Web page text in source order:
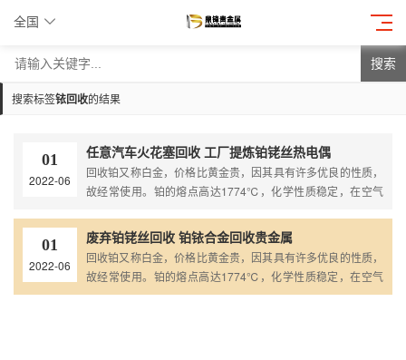
全国
搜索
搜索标签铱回收的结果
01
2022-06
任意汽车火花塞回收 工厂提炼铂铑丝热电偶
回收铂又称白金，价格比黄金贵，因其具有许多优良的性质，
故经常使用。铂的熔点高达1774℃，化学性质稳定，在空气
它无侵蚀作用。比如对熔融的玻璃具有抗蚀性，鼎锋回收废旧
氯化铂粉回收，详请欢迎...
01
2022-06
废弃铂铑丝回收 铂铱合金回收贵金属
回收铂又称白金，价格比黄金贵，因其具有许多优良的性质，
故经常使用。铂的熔点高达1774℃，化学性质稳定，在空气
中灼烧后不发生化学变化，也不吸收水分，大多数化学试剂对